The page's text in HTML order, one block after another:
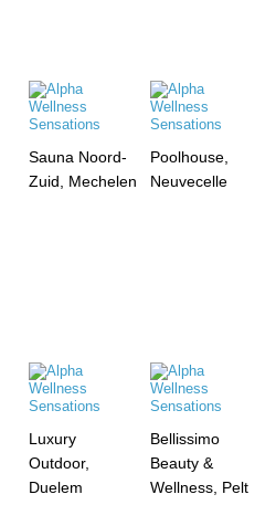
Sauna Noord-
Zuid, Mechelen
Poolhouse,
Neuvecelle
Luxury
Outdoor,
Duelem
Bellissimo
Beauty &
Wellness, Pelt